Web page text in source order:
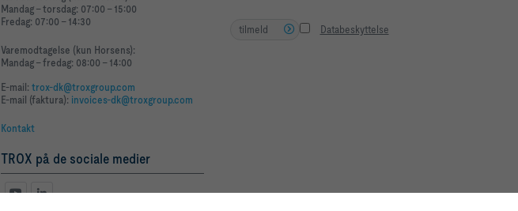
Mandag - torsdag: 07:00 - 15:00
Fredag: 07:00 - 14:30
Varemodtagelse (kun Horsens):
Mandag - fredag: 08:00 - 14:00
E-mail: trox-dk@troxgroup.com
E-mail (faktura): invoices-dk@troxgroup.com
Kontakt
TROX på de sociale medier
Databeskyttelse
tilmeld